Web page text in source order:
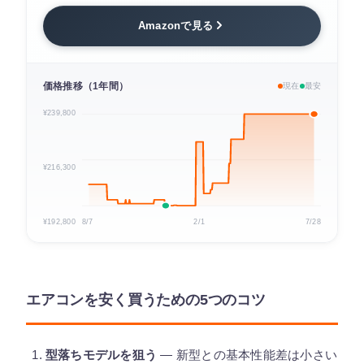
Amazonで見る
価格推移（1年間） 現在 最安
¥239,800
¥216,300
¥192,800 8/7 2/1 7/28
エアコンを安く買うための5つのコツ
型落ちモデルを狙う — 新型との基本性能差は小さい